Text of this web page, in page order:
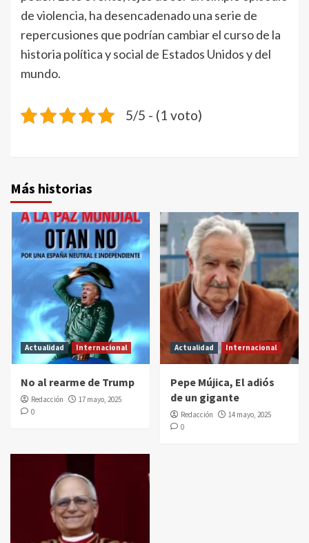
de violencia, ha desencadenado una serie de
repercusiones que podrían cambiar el curso de la
historia política y social de Estados Unidos y del
mundo.
5/5 - (1 voto)
Más historias
Actualidad Internacional
No al rearme de Trump
Redacción
17 mayo, 2025
0
Actualidad Internacional
Pepe Mújica, El adiós
de un gigante
Redacción
14 mayo, 2025
0